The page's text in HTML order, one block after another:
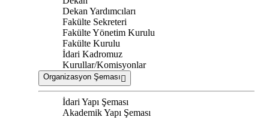
Dekan Yardımcıları
Fakülte Sekreteri
Fakülte Yönetim Kurulu
Fakülte Kurulu
İdari Kadromuz
Kurullar/Komisyonlar
Organizasyon Şeması
İdari Yapı Şeması
Akademik Yapı Şeması